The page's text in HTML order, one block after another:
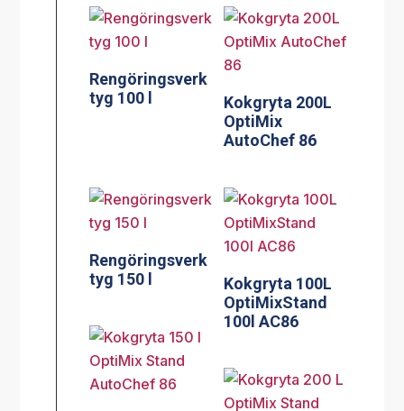
Rengöringsverk
tyg 100 l
Kokgryta 200L
OptiMix
AutoChef 86
Rengöringsverk
tyg 150 l
Kokgryta 100L
OptiMixStand
100l AC86